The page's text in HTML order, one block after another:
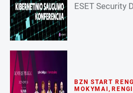
ESET Security
BZN START
MOKYMAI ,